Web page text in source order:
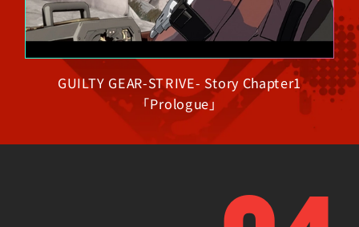
GUILTY GEAR-STRIVE- Story Chapter1
「Prologue」